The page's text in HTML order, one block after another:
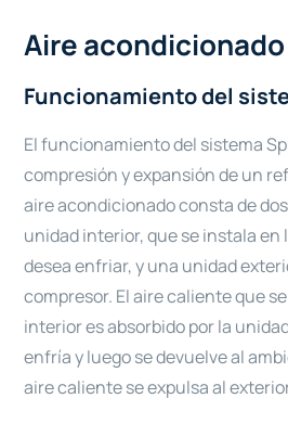
Aire
Funcionamiento del
El funcionamiento del sistema
compresión y expansión de un
aire acondicionado consta de
unidad interior, que se instala en
desea enfriar, y una unidad
compresor. El aire caliente que
interior es absorbido por la
enfría y luego se devuelve al
aire caliente se expulsa al